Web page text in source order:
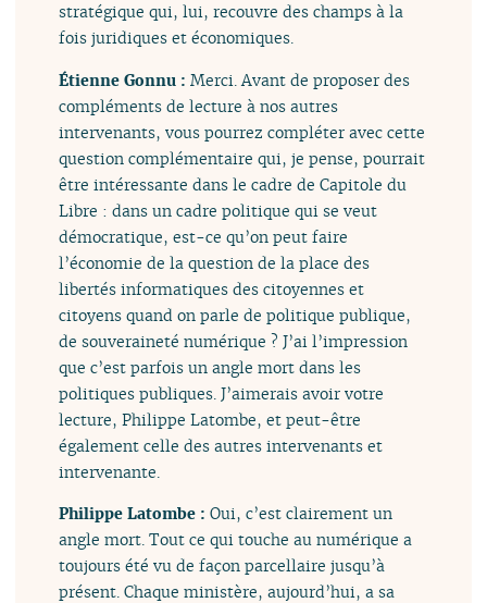
stratégique qui, lui, recouvre des champs à la
fois juridiques et économiques.
Étienne Gonnu :Merci. Avant de proposer des
compléments de lecture à nos autres
intervenants, vous pourrez compléter avec cette
question complémentaire qui, je pense, pourrait
être intéressante dans le cadre de Capitole du
Libre : dans un cadre politique qui se veut
démocratique, est-ce qu’on peut faire
l’économie de la question de la place des
libertés informatiques des citoyennes et
citoyens quand on parle de politique publique,
de souveraineté numérique ? J’ai l’impression
que c’est parfois un angle mort dans les
politiques publiques. J’aimerais avoir votre
lecture, Philippe Latombe, et peut-être
également celle des autres intervenants et
intervenante.
Philippe Latombe :Oui, c’est clairement un
angle mort. Tout ce qui touche au numérique a
toujours été vu de façon parcellaire jusqu’à
présent. Chaque ministère, aujourd’hui, a sa